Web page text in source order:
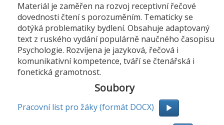
Materiál je zaměřen na rozvoj receptivní řečové
dovednosti čtení s porozuměním. Tematicky se
dotýká problematiky bydlení. Obsahuje adaptovaný
text z ruského vydání populárně naučného časopisu
Psychologie. Rozvíjena je jazyková, řečová i
komunikativní kompetence, tváří se čtenářská i
fonetická gramotnost.
Soubory
Pracovní list pro žáky (formát DOCX)